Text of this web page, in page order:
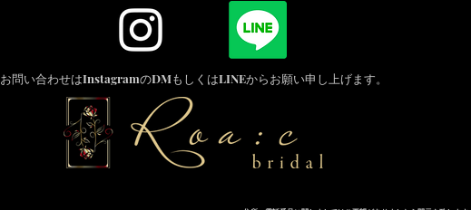
お問い合わせはInstagramのDMもしくはLINEからお願い申し上げます。